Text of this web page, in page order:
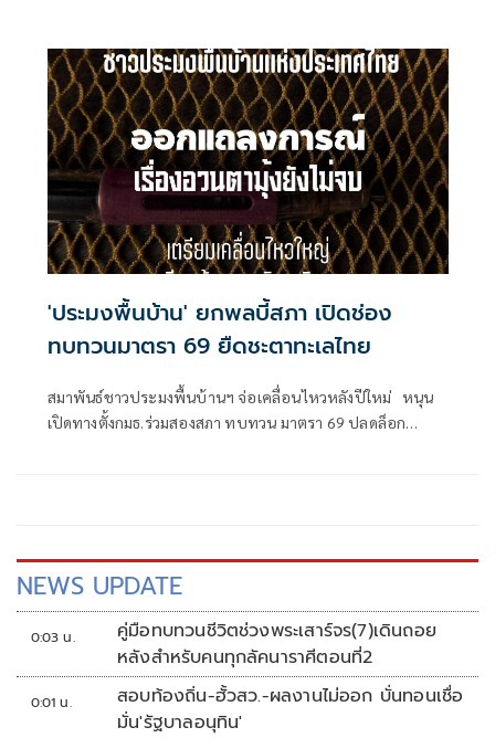
'ประมงพื้นบ้าน' ยกพลบี้สภา เปิดช่อง
ทบทวนมาตรา 69 ยืดชะตาทะเลไทย
สมาพันธ์ชาวประมงพื้นบ้านฯ จ่อเคลื่อนไหวหลังปีใหม่ หนุน
เปิดทางตั้งกมธ.ร่วมสองสภา ทบทวน มาตรา 69 ปลดล็อก
NEWS UPDATE
0:03 น.
คู่มือทบทวนชีวิตช่วงพระเสาร์จร(7)เดินถอย
หลังสำหรับคนทุกลัคนาราศีตอนที่2
0:01 น.
สอบท้องถิ่น-ฮั้วสว.-ผลงานไม่ออก บั่นทอนเชื่อ
มั่น'รัฐบาลอนุทิน'